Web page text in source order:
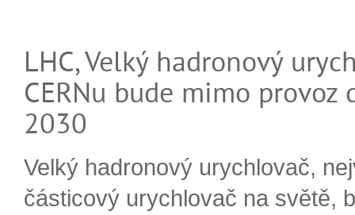
LHC, Velký hadronový
CERNu bude mimo provoz
2030
Velký hadronový urychlovač,
částicový urychlovač na světě,